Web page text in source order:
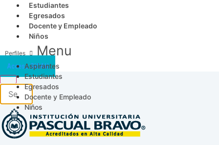
Estudiantes
Egresados
Docente y Empleado
Niños
Menu
Aspirantes
Estudiantes
Egresados
Docente y Empleado
Niños
Acceso SICAU